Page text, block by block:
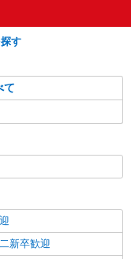
詳細を見る
て世代活躍中！働
日払い有/週払い有/交
)＞
NEW
す
て
新卒歓迎